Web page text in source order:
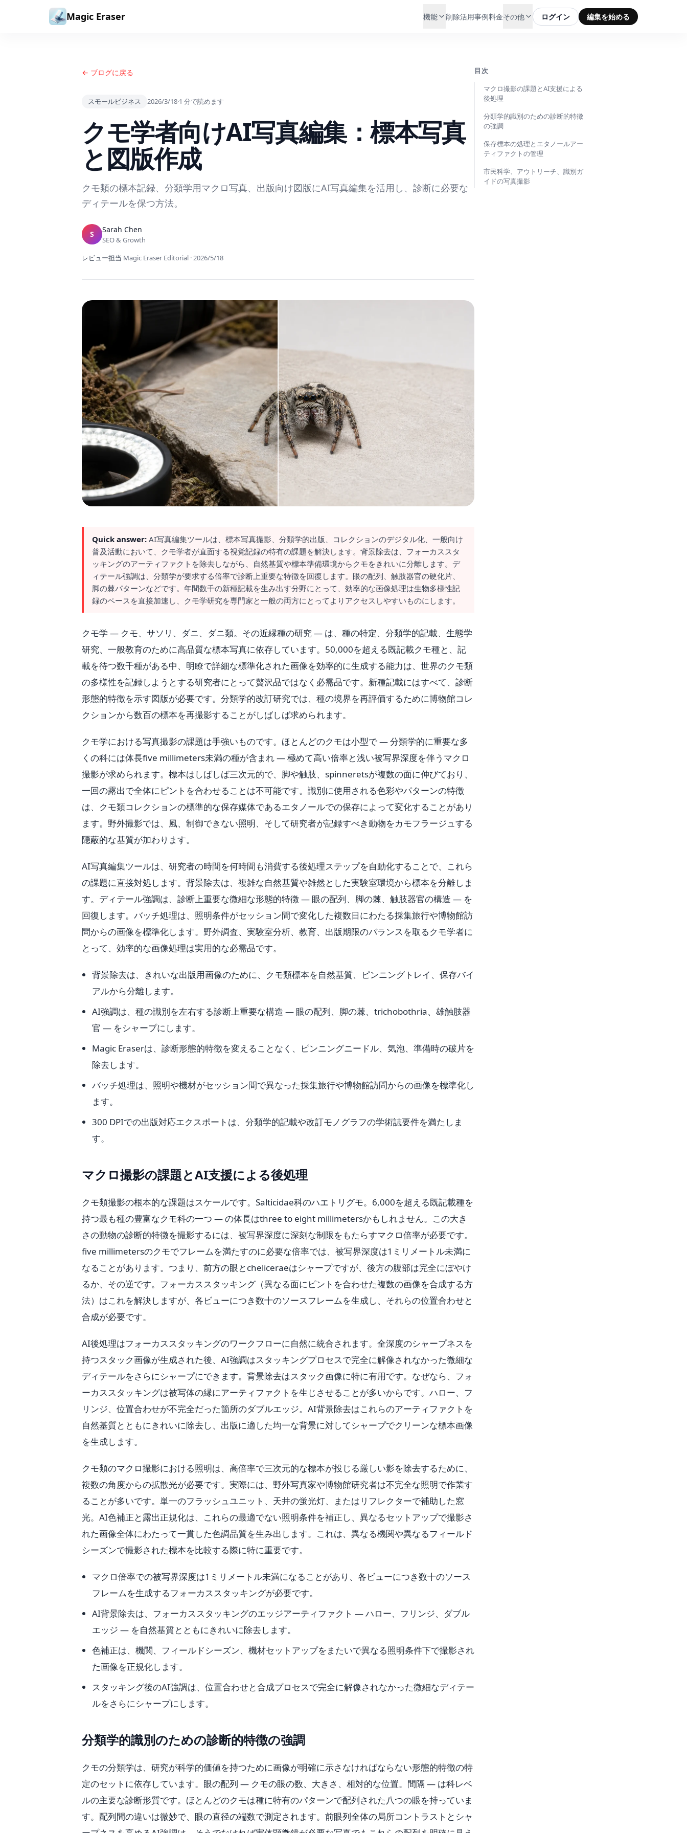
コンテンツへスキップ
Magic Eraser 機能 削除活用事例料金その他 ログイン 編集を始める
← ブログに戻る
スモールビジネス 2026/3/18·1 分で読めます
クモ学者向けAI写真編集：標本写真
と図版作成
クモ類の標本記録、分類学用マクロ写真、出版向け図版にAI写真編集を活用し、診断に必要な
ディテールを保つ方法。
S Sarah Chen
SEO & Growth
レビュー担当 Magic Eraser Editorial ·2026/5/18
Quick answer: AI写真編集ツールは、標本写真撮影、分類学的出版、コレクションのデジタル化、一般向け
普及活動において、クモ学者が直面する視覚記録の特有の課題を解決します。背景除去は、フォーカススタ
ッキングのアーティファクトを除去しながら、自然基質や標本準備環境からクモをきれいに分離します。デ
ィテール強調は、分類学が要求する倍率で診断上重要な特徴を回復します。眼の配列、触肢器官の硬化片、
脚の棘パターンなどです。年間数千の新種記載を生み出す分野にとって、効率的な画像処理は生物多様性記
録のペースを直接加速し、クモ学研究を専門家と一般の両方にとってよりアクセスしやすいものにします。
クモ学 — クモ、サソリ、ダニ、ダニ類。その近縁種の研究 — は、種の特定、分類学的記載、生態学
研究、一般教育のために高品質な標本写真に依存しています。50,000を超える既記載クモ種と、記
載を待つ数千種がある中、明瞭で詳細な標準化された画像を効率的に生成する能力は、世界のクモ類
の多様性を記録しようとする研究者にとって贅沢品ではなく必需品です。新種記載にはすべて、診断
形態的特徴を示す図版が必要です。分類学的改訂研究では、種の境界を再評価するために博物館コレ
クションから数百の標本を再撮影することがしばしば求められます。
クモ学における写真撮影の課題は手強いものです。ほとんどのクモは小型で — 分類学的に重要な多
くの科には体長five millimeters未満の種が含まれ — 極めて高い倍率と浅い被写界深度を伴うマクロ
撮影が求められます。標本はしばしば三次元的で、脚や触肢、spinneretsが複数の面に伸びており、
一回の露出で全体にピントを合わせることは不可能です。識別に使用される色彩やパターンの特徴
は、クモ類コレクションの標準的な保存媒体であるエタノールでの保存によって変化することがあり
ます。野外撮影では、風、制御できない照明、そして研究者が記録すべき動物をカモフラージュする
隠蔽的な基質が加わります。
AI写真編集ツールは、研究者の時間を何時間も消費する後処理ステップを自動化することで、これら
の課題に直接対処します。背景除去は、複雑な自然基質や雑然とした実験室環境から標本を分離しま
す。ディテール強調は、診断上重要な微細な形態的特徴 — 眼の配列、脚の棘、触肢器官の構造 — を
回復します。バッチ処理は、照明条件がセッション間で変化した複数日にわたる採集旅行や博物館訪
問からの画像を標準化します。野外調査、実験室分析、教育、出版期限のバランスを取るクモ学者に
とって、効率的な画像処理は実用的な必需品です。
背景除去は、きれいな出版用画像のために、クモ類標本を自然基質、ピンニングトレイ、保存バイ
アルから分離します。
AI強調は、種の識別を左右する診断上重要な構造 — 眼の配列、脚の棘、trichobothria、雄触肢器
官 — をシャープにします。
Magic Eraserは、診断形態的特徴を変えることなく、ピンニングニードル、気泡、準備時の破片を
除去します。
バッチ処理は、照明や機材がセッション間で異なった採集旅行や博物館訪問からの画像を標準化し
ます。
300 DPIでの出版対応エクスポートは、分類学的記載や改訂モノグラフの学術誌要件を満たしま
す。
マクロ撮影の課題とAI支援による後処理
クモ類撮影の根本的な課題はスケールです。Salticidae科のハエトリグモ。6,000を超える既記載種を
持つ最も種の豊富なクモ科の一つ — の体長はthree to eight millimetersかもしれません。この大き
さの動物の診断的特徴を撮影するには、被写界深度に深刻な制限をもたらすマクロ倍率が必要です。
five millimetersのクモでフレームを満たすのに必要な倍率では、被写界深度は1ミリメートル未満に
なることがあります。つまり、前方の眼とcheliceraeはシャープですが、後方の腹部は完全にぼやけ
るか、その逆です。フォーカススタッキング（異なる面にピントを合わせた複数の画像を合成する方
法）はこれを解決しますが、各ビューにつき数十のソースフレームを生成し、それらの位置合わせと
合成が必要です。
AI後処理はフォーカススタッキングのワークフローに自然に統合されます。全深度のシャープネスを
持つスタック画像が生成された後、AI強調はスタッキングプロセスで完全に解像されなかった微細な
ディテールをさらにシャープにできます。背景除去はスタック画像に特に有用です。なぜなら、フォ
ーカススタッキングは被写体の縁にアーティファクトを生じさせることが多いからです。ハロー、フ
リンジ、位置合わせが不完全だった箇所のダブルエッジ。AI背景除去はこれらのアーティファクトを
自然基質とともにきれいに除去し、出版に適した均一な背景に対してシャープでクリーンな標本画像
を生成します。
クモ類のマクロ撮影における照明は、高倍率で三次元的な標本が投じる厳しい影を除去するために、
複数の角度からの拡散光が必要です。実際には、野外写真家や博物館研究者は不完全な照明で作業す
ることが多いです。単一のフラッシュユニット、天井の蛍光灯、またはリフレクターで補助した窓
光。AI色補正と露出正規化は、これらの最適でない照明条件を補正し、異なるセットアップで撮影さ
れた画像全体にわたって一貫した色調品質を生み出します。これは、異なる機関や異なるフィールド
シーズンで撮影された標本を比較する際に特に重要です。
マクロ倍率での被写界深度は1ミリメートル未満になることがあり、各ビューにつき数十のソース
フレームを生成するフォーカススタッキングが必要です。
AI背景除去は、フォーカススタッキングのエッジアーティファクト — ハロー、フリンジ、ダブル
エッジ — を自然基質とともにきれいに除去します。
色補正は、機関、フィールドシーズン、機材セットアップをまたいで異なる照明条件下で撮影され
た画像を正規化します。
スタッキング後のAI強調は、位置合わせと合成プロセスで完全に解像されなかった微細なディテー
ルをさらにシャープにします。
分類学的識別のための診断的特徴の強調
クモの分類学は、研究が科学的価値を持つために画像が明確に示さなければならない形態的特徴の特
定のセットに依存しています。眼の配列 — クモの眼の数、大きさ、相対的な位置。間隔 — は科レベ
ルの主要な診断形質です。ほとんどのクモは種に特有のパターンで配列された八つの眼を持っていま
す。配列間の違いは微妙で、眼の直径の端数で測定されます。前眼列全体の局所コントラストとシャ
目次
マクロ撮影の課題とAI支援による
後処理
分類学的識別のための診断的特徴
の強調
保存標本の処理とエタノールアー
ティファクトの管理
市民科学、アウトリーチ、識別ガ
イドの写真撮影